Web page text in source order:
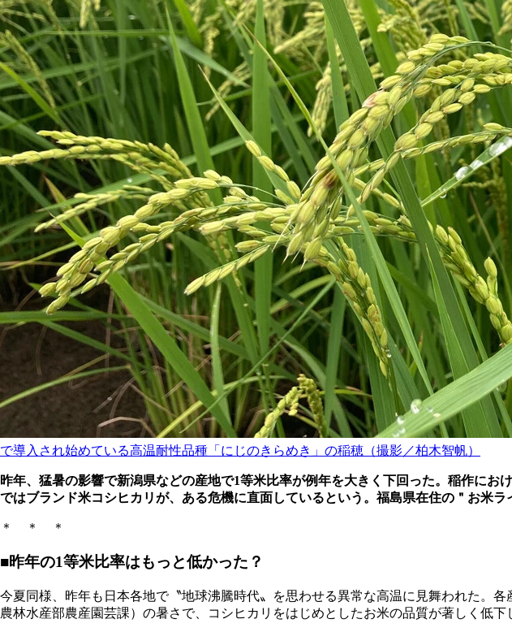
で導入され始めている高温耐性品種「にじのきらめき」の稲穂（撮影／柏木智帆）
昨年、猛暑の影響で新潟県などの産地で1等米比率が例年を大きく下回った。稲作に
ではブランド米コシヒカリが、ある危機に直面しているという。福島県在住の＂お米ラ
＊ ＊ ＊
■昨年の1等米比率はもっと低かった？
今夏同様、昨年も日本各地で〝地球沸騰時代〟を思わせる異常な高温に見舞われた。
農林水産部農産園芸課）の暑さで、コシヒカリをはじめとしたお米の品質が著しく低下